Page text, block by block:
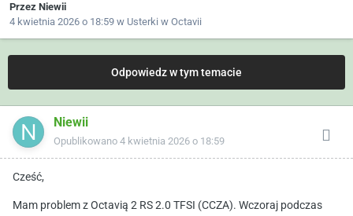
Przez Niewii
4 kwietnia 2026 o 18:59 w Usterki w Octavii
Odpowiedz w tym temacie
Niewii
Opublikowano 4 kwietnia 2026 o 18:59
Cześć,
Mam problem z Octavią 2 RS 2.0 TFSI (CCZA). Wczoraj podczas